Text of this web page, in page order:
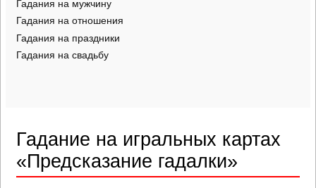
Гадания на мужчину
Гадания на отношения
Гадания на праздники
Гадания на свадьбу
Гадание на игральных картах
«Предсказание гадалки»